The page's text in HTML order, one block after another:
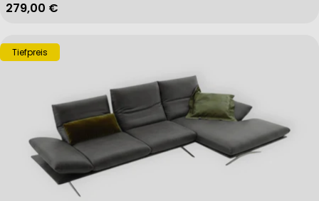
Regulärer Preis
279,00 €
Tiefpreis